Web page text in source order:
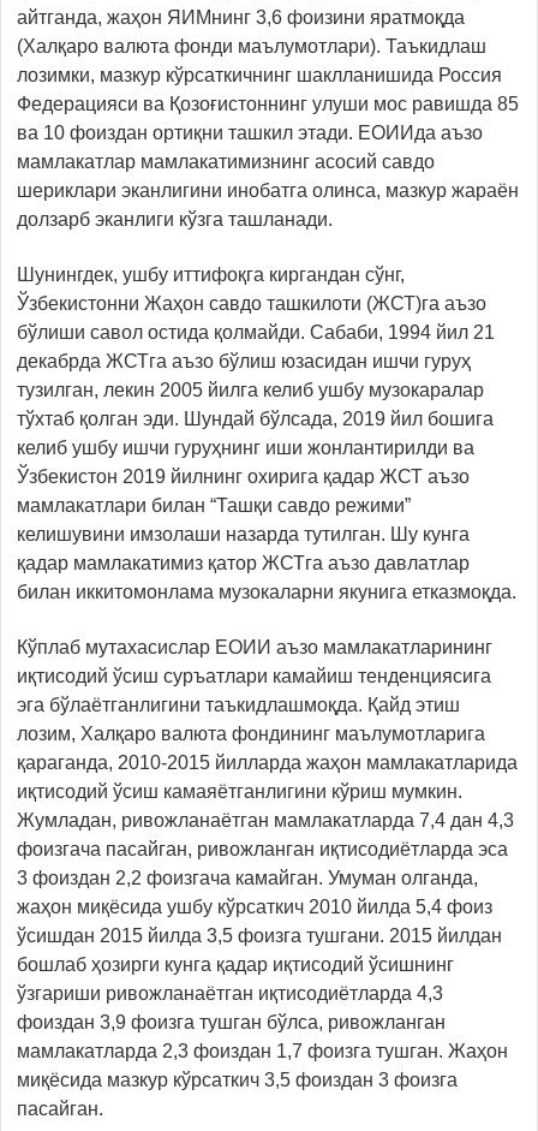
айтганда, жаҳон ЯИМнинг 3,6 фоизини яратмоқда
(Халқаро валюта фонди маълумотлари). Таъкидлаш
лозимки, мазкур кўрсаткичнинг шаклланишида Россия
Федерацияси ва Қозоғистоннинг улуши мос равишда 85
ва 10 фоиздан ортиқни ташкил этади. ЕОИИда аъзо
мамлакатлар мамлакатимизнинг асосий савдо
шериклари эканлигини инобатга олинса, мазкур жараён
долзарб эканлиги кўзга ташланади.
Шунингдек, ушбу иттифоқга киргандан сўнг,
Ўзбекистонни Жаҳон савдо ташкилоти (ЖСТ)га аъзо
бўлиши савол остида қолмайди. Сабаби, 1994 йил 21
декабрда ЖСТга аъзо бўлиш юзасидан ишчи гуруҳ
тузилган, лекин 2005 йилга келиб ушбу музокаралар
тўхтаб қолган эди. Шундай бўлсада, 2019 йил бошига
келиб ушбу ишчи гуруҳнинг иши жонлантирилди ва
Ўзбекистон 2019 йилнинг охирига қадар ЖСТ аъзо
мамлакатлари билан “Ташқи савдо режими”
келишувини имзолаши назарда тутилган. Шу кунга
қадар мамлакатимиз қатор ЖСТга аъзо давлатлар
билан иккитомонлама музокаларни якунига етказмоқда.
Кўплаб мутахасислар ЕОИИ аъзо мамлакатларининг
иқтисодий ўсиш суръатлари камайиш тенденциясига
эга бўлаётганлигини таъкидлашмоқда. Қайд этиш
лозим, Халқаро валюта фондининг маълумотларига
қараганда, 2010-2015 йилларда жаҳон мамлакатларида
иқтисодий ўсиш камаяётганлигини кўриш мумкин.
Жумладан, ривожланаётган мамлакатларда 7,4 дан 4,3
фоизгача пасайган, ривожланган иқтисодиётларда эса
3 фоиздан 2,2 фоизгача камайган. Умуман олганда,
жаҳон миқёсида ушбу кўрсаткич 2010 йилда 5,4 фоиз
ўсишдан 2015 йилда 3,5 фоизга тушгани. 2015 йилдан
бошлаб ҳозирги кунга қадар иқтисодий ўсишнинг
ўзгариши ривожланаётган иқтисодиётларда 4,3
фоиздан 3,9 фоизга тушган бўлса, ривожланган
мамлакатларда 2,3 фоиздан 1,7 фоизга тушган. Жаҳон
миқёсида мазкур кўрсаткич 3,5 фоиздан 3 фоизга
пасайган.